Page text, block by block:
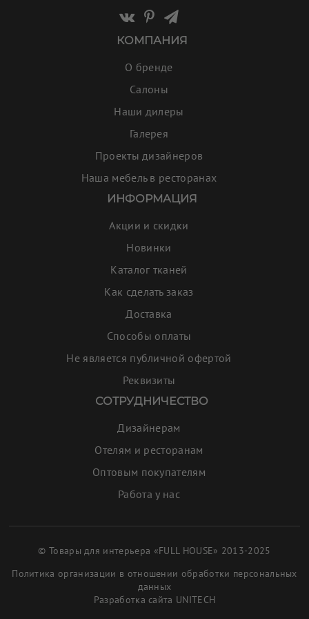
КОМПАНИЯ
О бренде
Салоны
Наши дилеры
Галерея
Проекты дизайнеров
Наша мебель в ресторанах
ИНФОРМАЦИЯ
Акции и скидки
Новинки
Каталог тканей
Как сделать заказ
Доставка
Способы оплаты
Не является публичной офертой
Реквизиты
СОТРУДНИЧЕСТВО
Дизайнерам
Отелям и ресторанам
Оптовым покупателям
Работа у нас
© Товары для интерьера «FULL HOUSE» 2013-2025
Политика организации в отношении обработки персональных
данных
Разработка сайта UNITECH